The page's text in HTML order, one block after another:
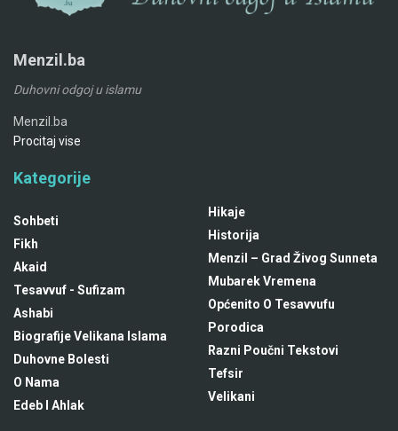
Menzil.ba
Duhovni odgoj u islamu
Menzil.ba
Procitaj vise
Kategorije
Sohbeti
Fikh
Akaid
Tesavvuf - Sufizam
Ashabi
Biografije Velikana Islama
Duhovne Bolesti
O Nama
Edeb I Ahlak
Hikaje
Historija
Menzil – Grad Živog Sunneta
Mubarek Vremena
Općenito O Tesavvufu
Porodica
Razni Poučni Tekstovi
Tefsir
Velikani